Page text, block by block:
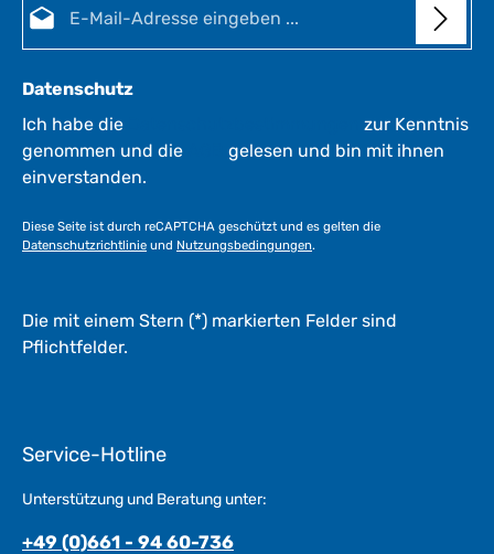
Datenschutz
Ich habe die
zur Kenntnis
genommen und die
gelesen und bin mit ihnen
einverstanden.
Diese Seite ist durch reCAPTCHA geschützt und es gelten die
Datenschutzrichtlinie und Nutzungsbedingungen.
Die mit einem Stern (*) markierten Felder sind
Pflichtfelder.
Service-Hotline
Unterstützung und Beratung unter:
+49 (0)661 - 94 60-736